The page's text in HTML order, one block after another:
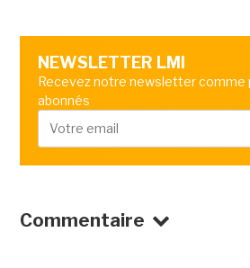
NEWSLETTER LMI
Recevez notre newsletter comme
abonnés
Commentaire